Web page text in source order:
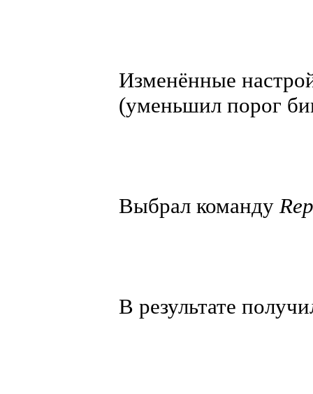
Изменённые
(уменьшил порог
Выбрал команду
В результате